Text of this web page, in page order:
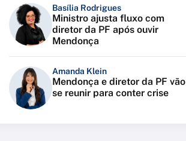
Basília Rodrigues
Ministro ajusta fluxo com
diretor da PF após ouvir
Mendonça
Amanda Klein
Mendonça e diretor da PF vão
se reunir para conter crise